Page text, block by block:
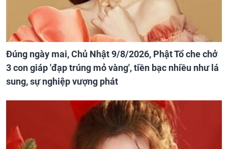
Đúng ngày mai, Chủ Nhật 9/8/2026, Phật Tổ che chở
3 con giáp 'đạp trúng mỏ vàng', tiền bạc nhiều như lá
sung, sự nghiệp vượng phát